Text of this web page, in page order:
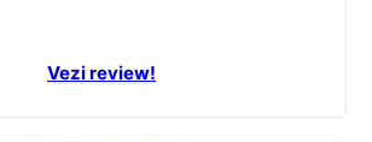
Vezi review!